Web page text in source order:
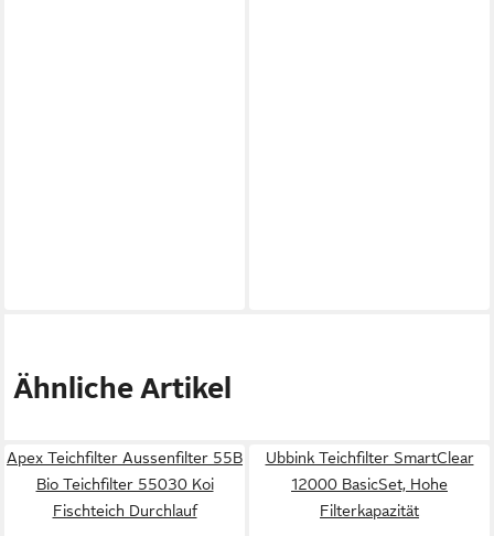
Ähnliche Artikel
Apex Teichfilter Aussenfilter 55B
Bio Teichfilter 55030 Koi
Fischteich Durchlauf
Ubbink Teichfilter SmartClear
12000 BasicSet, Hohe
Filterkapazität